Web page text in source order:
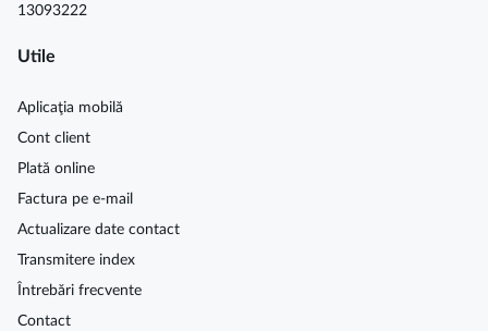
13093222
Utile
Aplicaţia mobilă
Cont client
Plată online
Factura pe e-mail
Actualizare date contact
Transmitere index
Întrebări frecvente
Contact